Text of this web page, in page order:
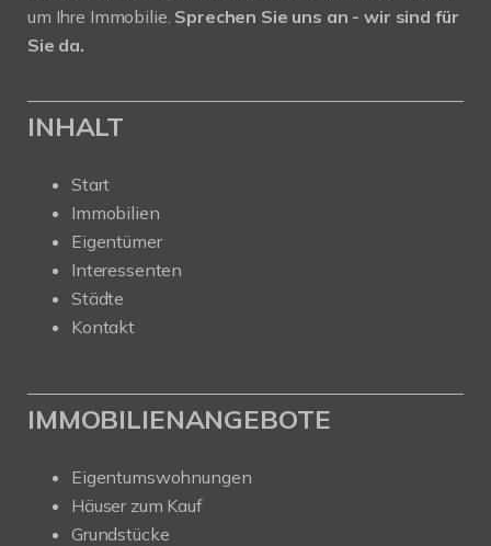
um Ihre Immobilie. Sprechen Sie uns an - wir sind für
Sie da.
INHALT
Start
Immobilien
Eigentümer
Interessenten
Städte
Kontakt
IMMOBILIENANGEBOTE
Eigentumswohnungen
Häuser zum Kauf
Grundstücke